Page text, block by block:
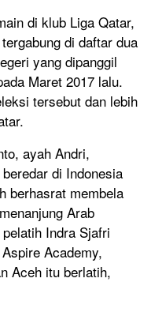
di klub Liga Qatar,
di daftar dua
yang dipanggil
Maret 2017 lalu.
tersebut dan lebih
ayah Andri,
di Indonesia
berhasrat membela
Arab
Indra Sjafri
Academy,
Aceh itu berlatih,